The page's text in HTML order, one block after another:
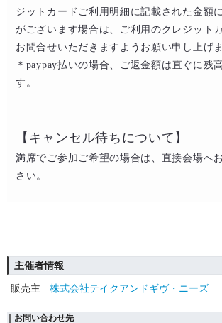
ジットカードご利用明細に記載された金額
がございます場合は、ご利用のクレジット
お問合せいただきますようお願い申し上げま
＊paypay払いの場合、ご返金額は直ぐに残
す。
【キャンセル待ちについて】
満席でご参加ご希望の場合は、直接会場へ
さい。
主催者情報
販売主
株式会社テイクアンドギヴ・ニーズ
お問い合わせ先